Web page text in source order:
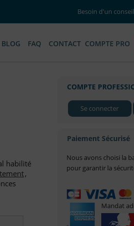
Besoin d'un conseil
BLOG FAQ CONTACT COMPTE PRO
habilité
,
COMPTE
Se connecter
Paiement Sécurisé
Nous avons choisi la
pour garantir la
Mandat